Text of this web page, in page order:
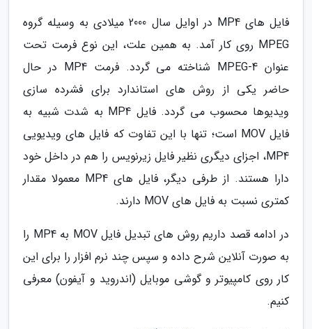
فایل های MP4 در اوایل سال 2000 میلادی به وسیله گروه
MPEG روی کار آمد. به همین علت، این نوع فرمت تحت
عنوان MPEG-4 شناخته می گردد. فرمت MP4 در حال
حاضر یکی از روش های استاندارد برای فشرده سازی
ویدیوها محسوب می گردد. فایل MP4 به شدت شبیه به
فایل MOV است؛ تنها با این تفاوت که فایل های ویدیویی
MP4، اجزای دیگری نظیر فایل زیرنویس را هم در داخل خود
دارا هستند. از طرفی دیگر، فایل های MP4 معمولا مقدار
کمتری نسبت به فایل های MOV دارند.
در ادامه قصد داریم روش های تبدیل فایل MOV به MP4 را
به صورت آنلاین شرح داده و سپس چند نرم افزار را برای این
کار روی کامپیوتر و گوشی موبایل (اندروید و آیفون) معرفی
کنیم.